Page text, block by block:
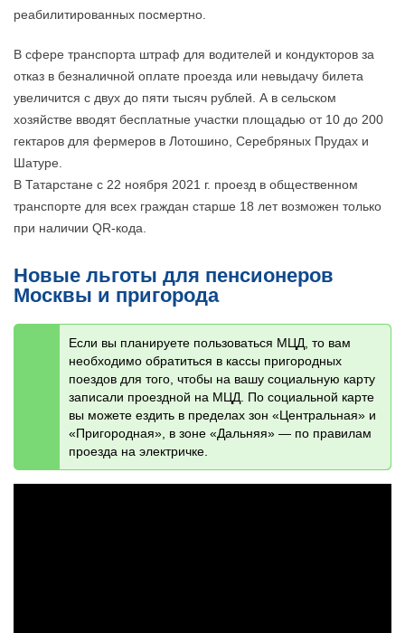
реабилитированных посмертно.
В сфере транспорта штраф для водителей и кондукторов за
отказ в безналичной оплате проезда или невыдачу билета
увеличится с двух до пяти тысяч рублей. А в сельском
хозяйстве вводят бесплатные участки площадью от 10 до 200
гектаров для фермеров в Лотошино, Серебряных Прудах и
Шатуре.
В Татарстане с 22 ноября 2021 г. проезд в общественном
транспорте для всех граждан старше 18 лет возможен только
при наличии QR-кода.
Новые льготы для пенсионеров
Москвы и пригорода
Если вы планируете пользоваться МЦД, то вам
необходимо обратиться в кассы пригородных
поездов для того, чтобы на вашу социальную карту
записали проездной на МЦД. По социальной карте
вы можете ездить в пределах зон «Центральная» и
«Пригородная», в зоне «Дальняя» — по правилам
проезда на электричке.